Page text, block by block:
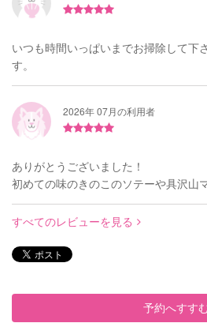
いつも時間いっぱいまでお掃除して下
す。
2026年 07月の利用者
ありがとうございました！
初めての味のきのこのソテーや具沢山
すべてのレビューを見る
予約へすす